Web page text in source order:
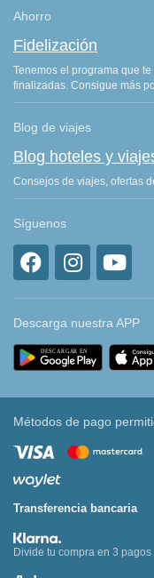
Ahorro
Fidelización
Tenemos el programa que
finalizadas. Consigue más
Blog de viajes
Blog hoteles y
Consejos de viajes, ofertas
Síguenos
Descarga nuestra APP
Métodos de pago
Transferencia bancaria
Divide tu compra en 3 pagos